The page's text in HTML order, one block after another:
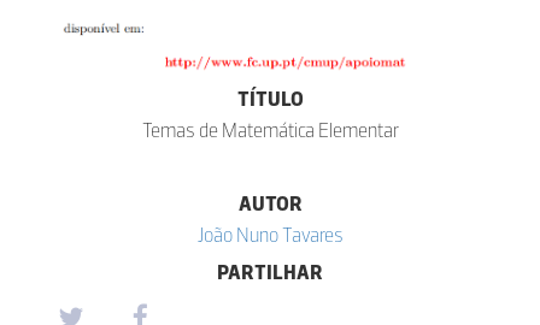
TÍTULO
Temas de Matemática Elementar
AUTOR
João Nuno Tavares
PARTILHAR